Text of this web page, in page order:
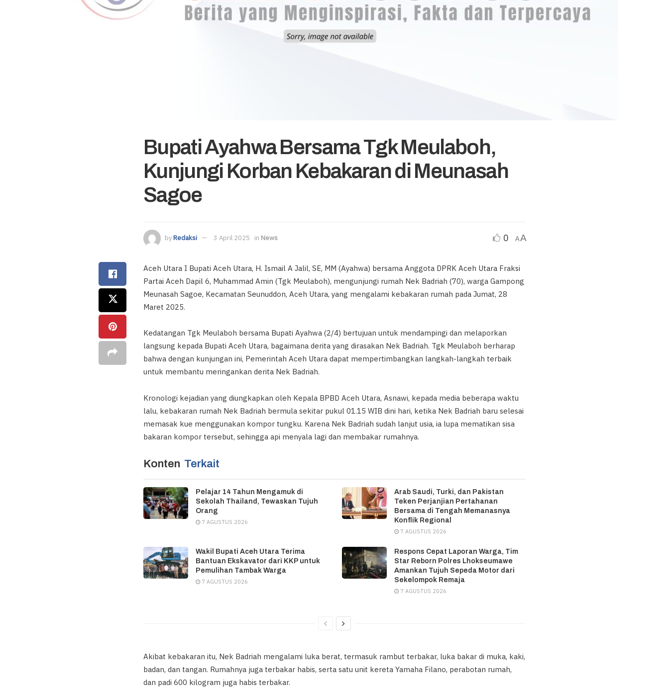
Bupati Ayahwa Bersama Tgk Meulaboh,
Kunjungi Korban Kebakaran di Meunasah
Sagoe
byRedaksi 3 April 2025 in News 0 AA
Aceh Utara I Bupati Aceh Utara, H. Ismail A Jalil, SE, MM (Ayahwa) bersama Anggota DPRK Aceh Utara Fraksi
Partai Aceh Dapil 6, Muhammad Amin (Tgk Meulaboh), mengunjungi rumah Nek Badriah (70), warga Gampong
Meunasah Sagoe, Kecamatan Seunuddon, Aceh Utara, yang mengalami kebakaran rumah pada Jumat, 28
Maret 2025.
Kedatangan Tgk Meulaboh bersama Bupati Ayahwa (2/4) bertujuan untuk mendampingi dan melaporkan
langsung kepada Bupati Aceh Utara, bagaimana derita yang dirasakan Nek Badriah. Tgk Meulaboh berharap
bahwa dengan kunjungan ini, Pemerintah Aceh Utara dapat mempertimbangkan langkah-langkah terbaik
untuk membantu meringankan derita Nek Badriah.
Kronologi kejadian yang diungkapkan oleh Kepala BPBD Aceh Utara, Asnawi, kepada media beberapa waktu
lalu, kebakaran rumah Nek Badriah bermula sekitar pukul 01.15 WIB dini hari, ketika Nek Badriah baru selesai
memasak kue menggunakan kompor tungku. Karena Nek Badriah sudah lanjut usia, ia lupa mematikan sisa
bakaran kompor tersebut, sehingga api menyala lagi dan membakar rumahnya.
Konten Terkait
Pelajar 14 Tahun Mengamuk di
Sekolah Thailand, Tewaskan Tujuh
Orang
7 AGUSTUS 2026
Arab Saudi, Turki, dan Pakistan
Teken Perjanjian Pertahanan
Bersama di Tengah Memanasnya
Konflik Regional
7 AGUSTUS 2026
Wakil Bupati Aceh Utara Terima
Bantuan Ekskavator dari KKP untuk
Pemulihan Tambak Warga
7 AGUSTUS 2026
Respons Cepat Laporan Warga, Tim
Star Reborn Polres Lhokseumawe
Amankan Tujuh Sepeda Motor dari
Sekelompok Remaja
7 AGUSTUS 2026
Akibat kebakaran itu, Nek Badriah mengalami luka berat, termasuk rambut terbakar, luka bakar di muka, kaki,
badan, dan tangan. Rumahnya juga terbakar habis, serta satu unit kereta Yamaha Filano, perabotan rumah,
dan padi 600 kilogram juga habis terbakar.